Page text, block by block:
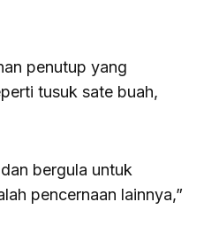
penutup yang
tusuk sate buah,
bergula untuk
pencernaan lainnya,”